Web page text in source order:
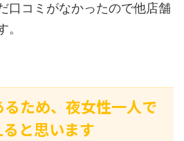
口コミがなかったので他店舗
ため、夜女性一人で
と思います